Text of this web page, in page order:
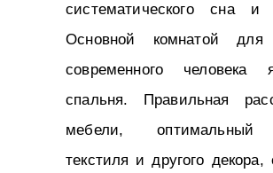
систематического сна и
Основной комнатой для
современного человека
спальня. Правильная
мебели,
текстиля и другого декора,